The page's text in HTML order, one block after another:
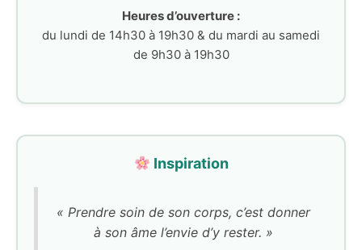
Heures d’ouverture :
du lundi de 14h30 à 19h30 & du mardi au samedi
de 9h30 à 19h30
Inspiration
« Prendre soin de son corps, c’est donner
à son âme l’envie d’y rester. »